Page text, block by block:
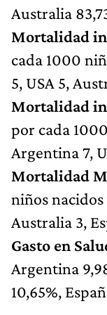
Australia
Mortalidad
cada 1000
5, USA 5,
Mortalidad
por cada
Argentina 7,
Mortalidad
niños nacidos
Australia 3,
Gasto en
Argentina
10,65%,